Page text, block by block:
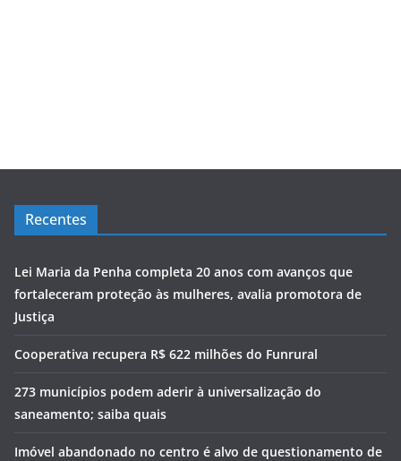
Recentes
Lei Maria da Penha completa 20 anos com avanços que
fortaleceram proteção às mulheres, avalia promotora de
Justiça
Cooperativa recupera R$ 622 milhões do Funrural
273 municípios podem aderir à universalização do
saneamento; saiba quais
Imóvel abandonado no centro é alvo de questionamento de